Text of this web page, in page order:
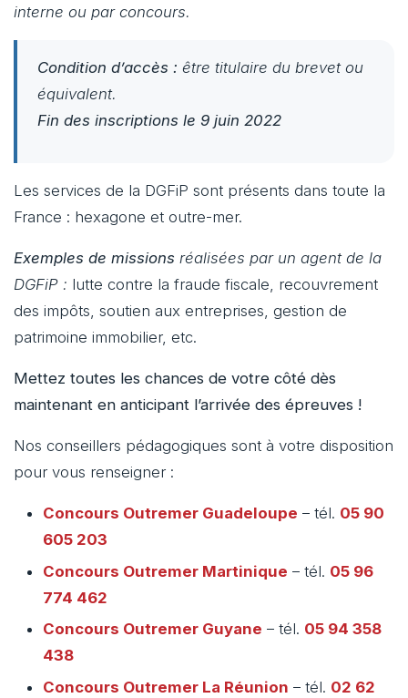
interne ou par concours.
Condition d’accès : être titulaire du brevet ou
équivalent.
Fin des inscriptions le 9 juin 2022
Les services de la DGFiP sont présents dans toute la
France : hexagone et outre-mer.
Exemples de missions réalisées par un agent de la
DGFiP : lutte contre la fraude fiscale, recouvrement
des impôts, soutien aux entreprises, gestion de
patrimoine immobilier, etc.
Mettez toutes les chances de votre côté dès
maintenant en anticipant l’arrivée des épreuves !
Nos conseillers pédagogiques sont à votre disposition
pour vous renseigner :
Concours Outremer Guadeloupe – tél. 05 90
605 203
Concours Outremer Martinique – tél. 05 96
774 462
Concours Outremer Guyane – tél. 05 94 358
438
Concours Outremer La Réunion – tél. 02 62